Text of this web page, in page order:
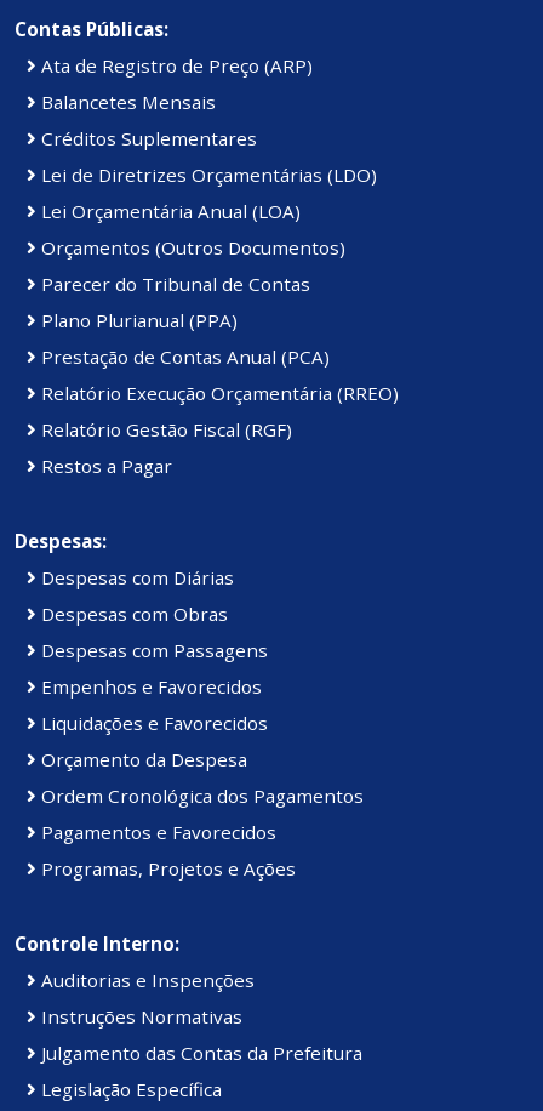
Contas Públicas:
Ata de Registro de Preço (ARP)
Balancetes Mensais
Créditos Suplementares
Lei de Diretrizes Orçamentárias (LDO)
Lei Orçamentária Anual (LOA)
Orçamentos (Outros Documentos)
Parecer do Tribunal de Contas
Plano Plurianual (PPA)
Prestação de Contas Anual (PCA)
Relatório Execução Orçamentária (RREO)
Relatório Gestão Fiscal (RGF)
Restos a Pagar
Despesas:
Despesas com Diárias
Despesas com Obras
Despesas com Passagens
Empenhos e Favorecidos
Liquidações e Favorecidos
Orçamento da Despesa
Ordem Cronológica dos Pagamentos
Pagamentos e Favorecidos
Programas, Projetos e Ações
Controle Interno:
Auditorias e Inspenções
Instruções Normativas
Julgamento das Contas da Prefeitura
Legislação Específica